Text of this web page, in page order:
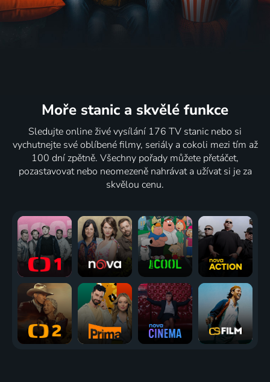
Moře stanic a skvělé funkce
Sledujte online živé vysílání 176 TV stanic nebo si
vychutnejte své oblíbené filmy, seriály a cokoli mezi tím až
100 dní zpětně. Všechny pořady můžete přetáčet,
pozastavovat nebo neomezeně nahrávat a užívat si je za
skvělou cenu.